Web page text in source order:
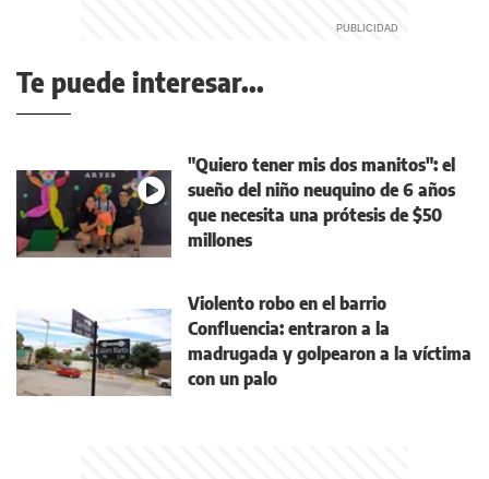
Te puede interesar...
"Quiero tener mis dos manitos": el
sueño del niño neuquino de 6 años
que necesita una prótesis de $50
millones
Violento robo en el barrio
Confluencia: entraron a la
madrugada y golpearon a la víctima
con un palo